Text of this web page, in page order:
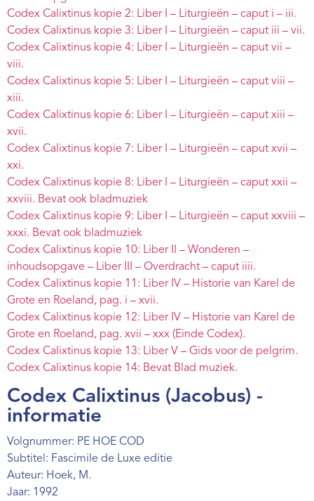
Webshop
Contact
Codex Calixtinus kopie 2: Liber I – Liturgieën – caput i – iii.
Codex Calixtinus kopie 3: Liber I – Liturgieën – caput iii – vii.
Codex Calixtinus kopie 4: Liber I – Liturgieën – caput vii –
viii.
Codex Calixtinus kopie 5: Liber I – Liturgieën – caput viii –
xiii.
Codex Calixtinus kopie 6: Liber I – Liturgieën – caput xiii –
xvii.
Codex Calixtinus kopie 7: Liber I – Liturgieën – caput xvii –
xxi.
Codex Calixtinus kopie 8: Liber I – Liturgieën – caput xxii –
xxviii. Bevat ook bladmuziek
Codex Calixtinus kopie 9: Liber I – Liturgieën – caput xxviii –
xxxi. Bevat ook bladmuziek
Codex Calixtinus kopie 10: Liber II – Wonderen –
inhoudsopgave – Liber III – Overdracht – caput iiii.
Codex Calixtinus kopie 11: Liber IV – Historie van Karel de
Grote en Roeland, pag. i – xvii.
Codex Calixtinus kopie 12: Liber IV – Historie van Karel de
Grote en Roeland, pag. xvii – xxx (Einde Codex).
Codex Calixtinus kopie 13: Liber V – Gids voor de pelgrim.
Codex Calixtinus kopie 14: Bevat Blad muziek.
Codex Calixtinus (Jacobus) -
informatie
Volgnummer: PE HOE COD
Subtitel: Fascimile de Luxe editie
Auteur: Hoek, M.
Jaar: 1992